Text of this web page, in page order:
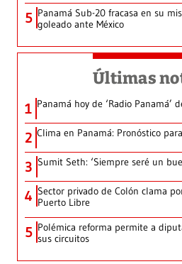
5 Panamá Sub-20 fracasa en su
goleado ante México
Últimas
1 Panamá hoy de ‘Radio Panamá’
2 Clima en Panamá: Pronóstico
3 Sumit Seth: ‘Siempre seré un
4 Sector privado de Colón clama
Puerto Libre
5 Polémica reforma permite a
sus circuitos